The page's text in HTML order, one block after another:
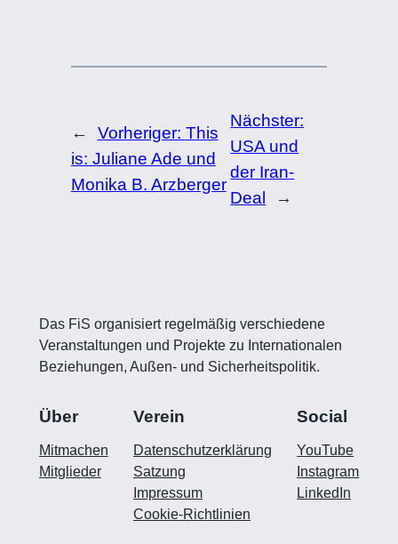
← Vorheriger: This
is: Juliane Ade und
Monika B. Arzberger
Nächster:
USA und
der Iran-
Deal
→
Das FiS organisiert regelmäßig verschiedene
Veranstaltungen und Projekte zu Internationalen
Beziehungen, Außen- und Sicherheitspolitik.
Über
Mitmachen
Mitglieder
Verein
Datenschutzerklärung
Satzung
Impressum
Cookie-Richtlinien
Social
YouTube
Instagram
LinkedIn